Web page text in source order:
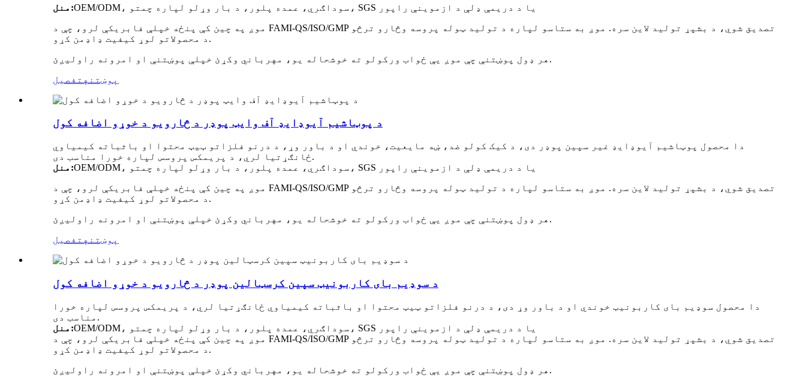
منل:
OEM/ODM، سوداګري، عمده پلور، د بار وړلو لپاره چمتو، SGS یا د دریمې ډلې د ازموینې راپور
موږ په چین کې پنځه خپلې فابریکې لرو، چې د FAMI-QS/ISO/GMP تصدیق شوي، د بشپړ تولید لاین سره. موږ به ستاسو لپاره د تولید ټوله پروسه وڅارو ترڅو
د محصولاتو لوړ کیفیت ډاډمن کړو.
هر ډول پوښتنې چې موږ یې ځواب ورکولو ته خوشحاله یو، مهرباني وکړئ خپلې پوښتنې او امرونه راولیږئ.
پوښتنه تفصیل
د پوټاشیم آیوډایډ آف وایټ پوډر د څارویو د خوړو اضافه کول
دا محصول پوټاشیم آیوډایډ غیر سپین پوډر دی، د کیک کولو ضد، ښه مایعیت، خوندي او د باور وړ، د درنو فلزاتو ټیټ محتوا او باثباته کیمیاوي
ځانګړتیا لري، د پریمکس پروسس لپاره خورا مناسب دی.
منل:
OEM/ODM، سوداګري، عمده پلور، د بار وړلو لپاره چمتو، SGS یا د دریمې ډلې د ازموینې راپور
موږ په چین کې پنځه خپلې فابریکې لرو، چې د FAMI-QS/ISO/GMP تصدیق شوي، د بشپړ تولید لاین سره. موږ به ستاسو لپاره د تولید ټوله پروسه وڅارو ترڅو
د محصولاتو لوړ کیفیت ډاډمن کړو.
هر ډول پوښتنې چې موږ یې ځواب ورکولو ته خوشحاله یو، مهرباني وکړئ خپلې پوښتنې او امرونه راولیږئ.
پوښتنه تفصیل
د سوډیم بای کاربونیټ سپین کرسټالین پوډر د څارویو د خوړو اضافه کول
دا محصول سوډیم بای کاربونیټ خوندي او د باور وړ دی، د درنو فلزاتو ټیټ محتوا او باثباته کیمیاوي ځانګړتیا لري، د پریمکس پروسس لپاره خورا
مناسب دی.
منل:
OEM/ODM، سوداګري، عمده پلور، د بار وړلو لپاره چمتو، SGS یا د دریمې ډلې د ازموینې راپور
موږ په چین کې پنځه خپلې فابریکې لرو، چې د FAMI-QS/ISO/GMP تصدیق شوي، د بشپړ تولید لاین سره. موږ به ستاسو لپاره د تولید ټوله پروسه وڅارو ترڅو
د محصولاتو لوړ کیفیت ډاډمن کړو.
هر ډول پوښتنې چې موږ یې ځواب ورکولو ته خوشحاله یو، مهرباني وکړئ خپلې پوښتنې او امرونه راولیږئ.